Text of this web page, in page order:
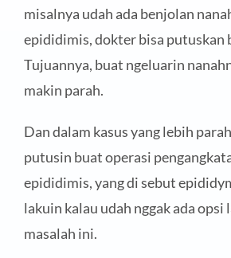
misalnya udah ada benjolan
epididimis, dokter bisa putuskan
Tujuannya, buat ngeluarin
makin parah.
Dan dalam kasus yang lebih
putusin buat operasi
epididimis, yang di sebut
lakuin kalau udah nggak ada opsi
masalah ini.